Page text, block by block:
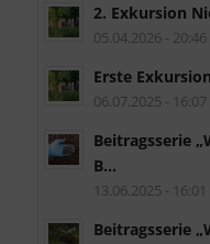
2. Exkursion
05.04.2026 - 20:46
Erste
06.07.2025 - 16:07
Beitragsserie
B...
13.06.2025 - 16:01
Beitragsserie